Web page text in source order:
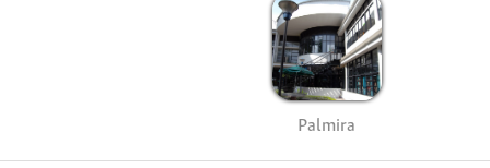
Palmira